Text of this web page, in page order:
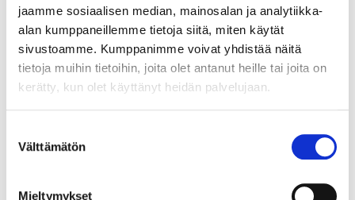
jaamme sosiaalisen median, mainosalan ja analytiikka-
alan kumppaneillemme tietoja siitä, miten käytät
sivustoamme. Kumppanimme voivat yhdistää näitä
tietoja muihin tietoihin, joita olet antanut heille tai joita on
kerätty, kun olet käyttänyt heidän palvelujaan.
valinta
Välttämätön
Mieltymykset
Huutokaupan numero: FI4.20260811.A5677
Riipus Kalevala, Hannunvaakuna, korkeus
21mm, 585, Paino: 2 g